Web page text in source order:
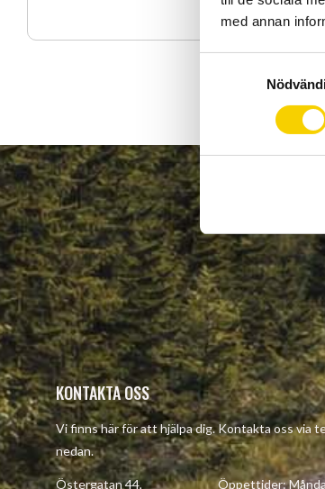
med annan
y
c
k
e
s
v
a
l
KONTAKTA OSS
Vi finns här för att hjälpa dig. Kontakta oss via
nedan.
Östergatan 44, Öppettider: Måndag -